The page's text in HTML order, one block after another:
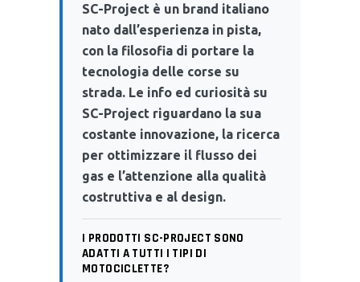
SC-Project è un brand italiano
nato dall’esperienza in pista,
con la filosofia di portare la
tecnologia delle corse su
strada. Le info ed curiosità su
SC-Project riguardano la sua
costante innovazione, la ricerca
per ottimizzare il flusso dei
gas e l’attenzione alla qualità
costruttiva e al design.
I PRODOTTI SC-PROJECT SONO
ADATTI A TUTTI I TIPI DI
MOTOCICLETTE?